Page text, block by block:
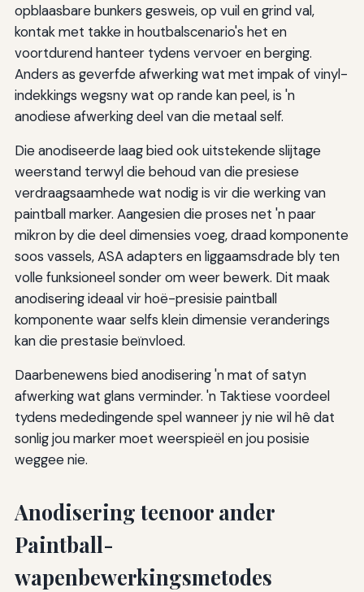
opblaasbare bunkers gesweis, op vuil en grind val,
kontak met takke in houtbalscenario's het en
voortdurend hanteer tydens vervoer en berging.
Anders as geverfde afwerking wat met impak of vinyl-
indekkings wegsny wat op rande kan peel, is 'n
anodiese afwerking deel van die metaal self.
Die anodiseerde laag bied ook uitstekende slijtage
weerstand terwyl die behoud van die presiese
verdraagsaamhede wat nodig is vir die werking van
paintball marker. Aangesien die proses net 'n paar
mikron by die deel dimensies voeg, draad komponente
soos vassels, ASA adapters en liggaamsdrade bly ten
volle funksioneel sonder om weer bewerk. Dit maak
anodisering ideaal vir hoë-presisie paintball
komponente waar selfs klein dimensie veranderings
kan die prestasie beïnvloed.
Daarbenewens bied anodisering 'n mat of satyn
afwerking wat glans verminder. 'n Taktiese voordeel
tydens mededingende spel wanneer jy nie wil hê dat
sonlig jou marker moet weerspieël en jou posisie
weggee nie.
Anodisering teenoor ander
Paintball-
wapenbewerkingsmetodes